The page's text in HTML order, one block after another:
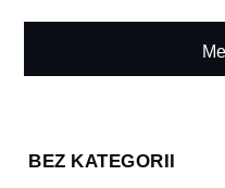
Home
BEZ KATEGORII